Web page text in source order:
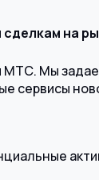
рад
на
Мы
сервисы